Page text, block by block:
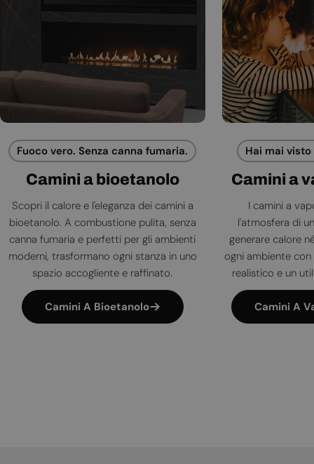
Fuoco vero. Senza canna fumaria.
Camini a bioetanolo
Scopri il calore e l'eleganza dei camini a
bioetanolo. A combustione pulita, senza
canna fumaria e perfetti per gli ambienti
moderni, trasformano ogni stanza in uno
spazio accogliente e raffinato.
Camini A Bioetanolo
Hai mai
Camini a
I camini a
l'atmosfera di
generare calore
ogni ambiente
realistico e un
Camini A